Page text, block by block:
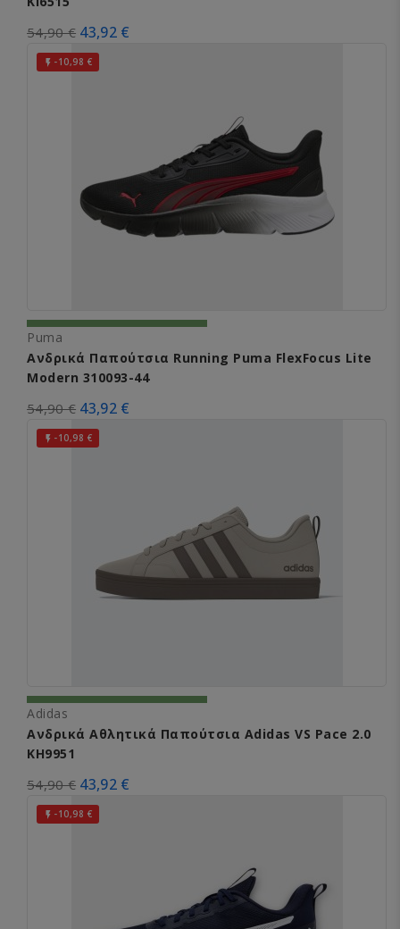
54,90 € 43,92 €
 -10,98 €
Puma
Ανδρικά Παπούτσια Running Puma FlexFocus Lite
Modern 310093-44
54,90 € 43,92 €
 -10,98 €
Adidas
Ανδρικά Αθλητικά Παπούτσια Adidas VS Pace 2.0
KH9951
54,90 € 43,92 €
 -10,98 €